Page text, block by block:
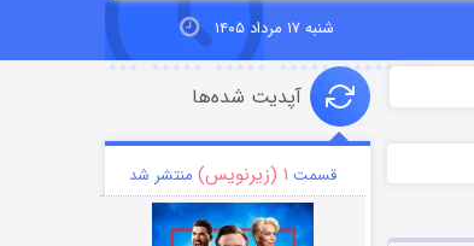
شنبه ۱۷ مرداد ۱۴۰۵
آپدیت شده‌ها
قسمت ۱ (زیرنویس) منتشر شد